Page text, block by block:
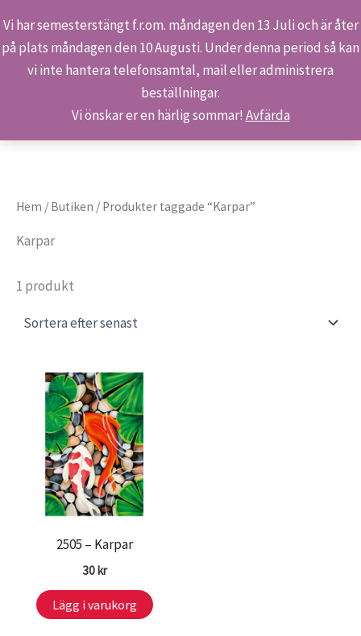
Vi har semesterstängt f.r.om. måndagen den 13 Juli och är åter
på plats måndagen den 10 Augusti. Under denna period så kan
vi inte hantera telefonsamtal, mail eller administrera
beställningar.
Vi önskar er en härlig sommar! Avfärda
Hoppa
Sök
Hem Produkter Karpar
Hem / Butiken / Produkter taggade “Karpar”
Karpar
1 produkt
2505 – Karpar
30kr
Lägg i varukorg